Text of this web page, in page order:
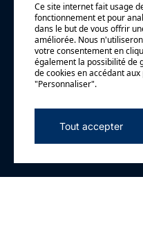
Courriel*
Téléphone
Ce site internet fait usage
fonctionnement et pour
dans le but de vous offrir
améliorée. Nous
votre consentement en
également la possibilité de
de cookies en accédant
"Personnaliser".
Tout accepter